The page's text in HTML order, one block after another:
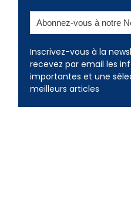
Inscrivez-vous à la
recevez par email les
importantes et une
meilleurs articles